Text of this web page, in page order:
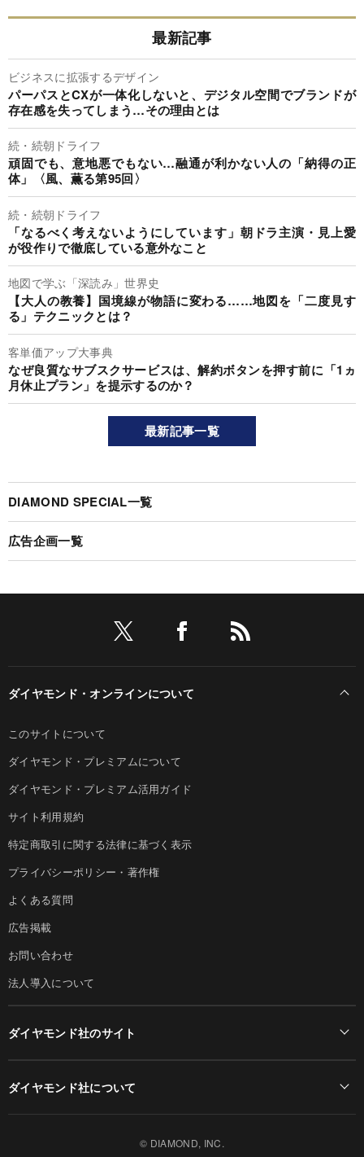
最新記事
ビジネスに拡張するデザイン
パーパスとCXが一体化しないと、デジタル空間でブランドが
存在感を失ってしまう…その理由とは
続・続朝ドライフ
頑固でも、意地悪でもない…融通が利かない人の「納得の正
体」〈風、薫る第95回〉
続・続朝ドライフ
「なるべく考えないようにしています」朝ドラ主演・見上愛
が役作りで徹底している意外なこと
地図で学ぶ「深読み」世界史
【大人の教養】国境線が物語に変わる……地図を「二度見す
る」テクニックとは？
客単価アップ大事典
なぜ良質なサブスクサービスは、解約ボタンを押す前に「1ヵ
月休止プラン」を提示するのか？
最新記事一覧
DIAMOND SPECIAL一覧
広告企画一覧
ダイヤモンド・オンラインについて
このサイトについて
ダイヤモンド・プレミアムについて
ダイヤモンド・プレミアム活用ガイド
サイト利用規約
特定商取引に関する法律に基づく表示
プライバシーポリシー・著作権
よくある質問
広告掲載
お問い合わせ
法人導入について
ダイヤモンド社のサイト
ダイヤモンド社について
© DIAMOND, INC.